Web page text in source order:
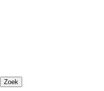
Zoek